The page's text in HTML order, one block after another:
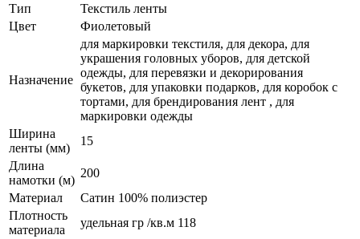
Тип
Текстиль ленты
Цвет
Фиолетовый
Назначение
для маркировки текстиля, для декора, для
украшения головных уборов, для детской
одежды, для перевязки и декорирования
букетов, для упаковки подарков, для коробок с
тортами, для брендирования лент , для
маркировки одежды
Ширина
ленты (мм)
15
Длина
намотки (м)
200
Материал
Сатин 100% полиэстер
Плотность
материала
удельная гр /кв.м 118